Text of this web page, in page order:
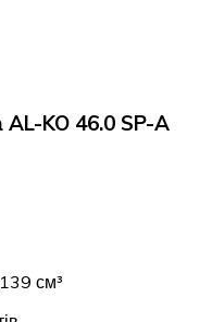
KO 46.0 SP-A
139 см³